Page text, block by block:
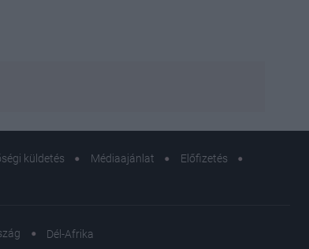
küldetés Médiaajánlat
Előfizetés
Dél-Afrika